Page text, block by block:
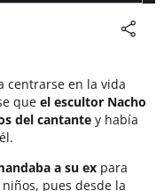
centrarse en la vida
que el escultor Nacho
del cantante y había
a su ex para
pues desde la